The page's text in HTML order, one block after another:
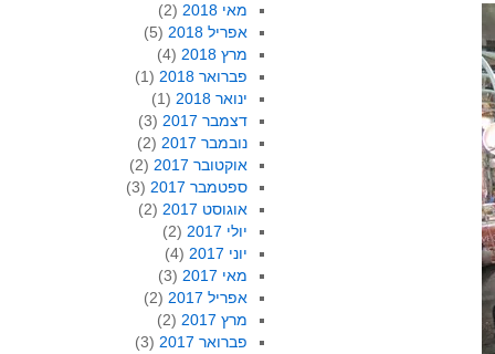
מאי 2018
(2)
אפריל 2018
(5)
מרץ 2018
(4)
פברואר 2018
(1)
ינואר 2018
(1)
דצמבר 2017
(3)
נובמבר 2017
(2)
אוקטובר 2017
(2)
ספטמבר 2017
(3)
אוגוסט 2017
(2)
יולי 2017
(2)
יוני 2017
(4)
מאי 2017
(3)
אפריל 2017
(2)
מרץ 2017
(2)
פברואר 2017
(3)